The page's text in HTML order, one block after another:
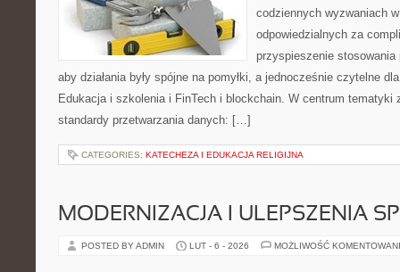
codziennych wyzwaniach
odpowiedzialnych za
przyspieszenie
aby działania były spójne na pomyłki, a jednocześnie czytelne
Edukacja i szkolenia i FinTech i blockchain. W centrum tematyki
standardy przetwarzania danych: […]
CATEGORIES: KATECHEZA I EDUKACJA RELIGIJNA
MODERNIZACJA I ULEPSZENIA
POSTED BY ADMIN LUT - 6 - 2026 MOŻLIWOŚĆ